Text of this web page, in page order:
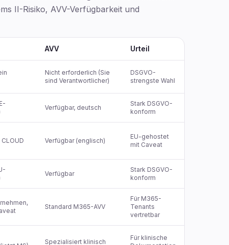
II-Risiko, AVV-Verfügbarkeit und
AVV Urteil
Nicht erforderlich (Sie
sind Verantwortlicher)
DSGVO-
strengste Wahl
Verfügbar, deutsch
Stark DSGVO-
konform
Verfügbar (englisch)
EU-gehostet
mit Caveat
Verfügbar
Stark DSGVO-
konform
Standard M365-AVV
Für M365-
Tenants
vertretbar
Spezialisiert klinisch
Für klinische